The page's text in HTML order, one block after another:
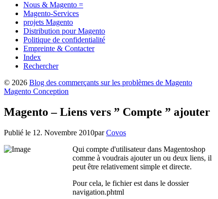
Nous & Magento =
Magento-Services
projets Magento
Distribution pour Magento
Politique de confidentialité
Empreinte & Contacter
Index
Rechercher
© 2026 Blog des commerçants sur les problèmes de Magento
Magento Conception
Magento – Liens vers ” Compte ” ajouter
Publié le 12. Novembre 2010parCovos
Qui compte d'utilisateur dans Magentoshop
comme à voudrais ajouter un ou deux liens, il
peut être relativement simple et directe.
Pour cela, le fichier est dans le dossier
navigation.phtml